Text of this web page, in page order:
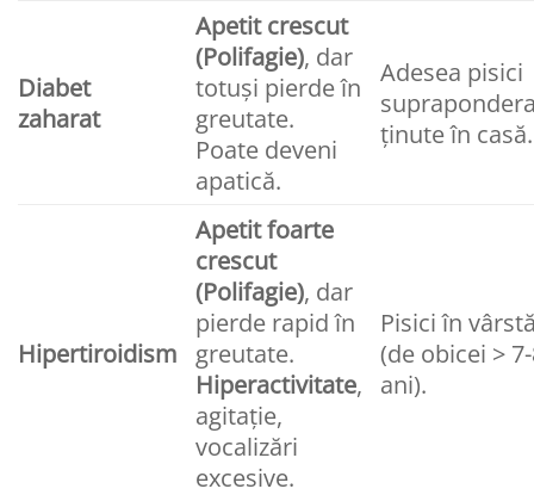
Diabet
zaharat
Apetit crescut
(Polifagie), dar
totuși pierde în
greutate.
Poate deveni
apatică.
Adesea pisici
ținute în casă.
Hipertiroidism
Apetit foarte
crescut
(Polifagie), dar
pierde rapid în
greutate.
Hiperactivitate,
agitație,
vocalizări
excesive.
Pisici în
(de obicei >
ani).